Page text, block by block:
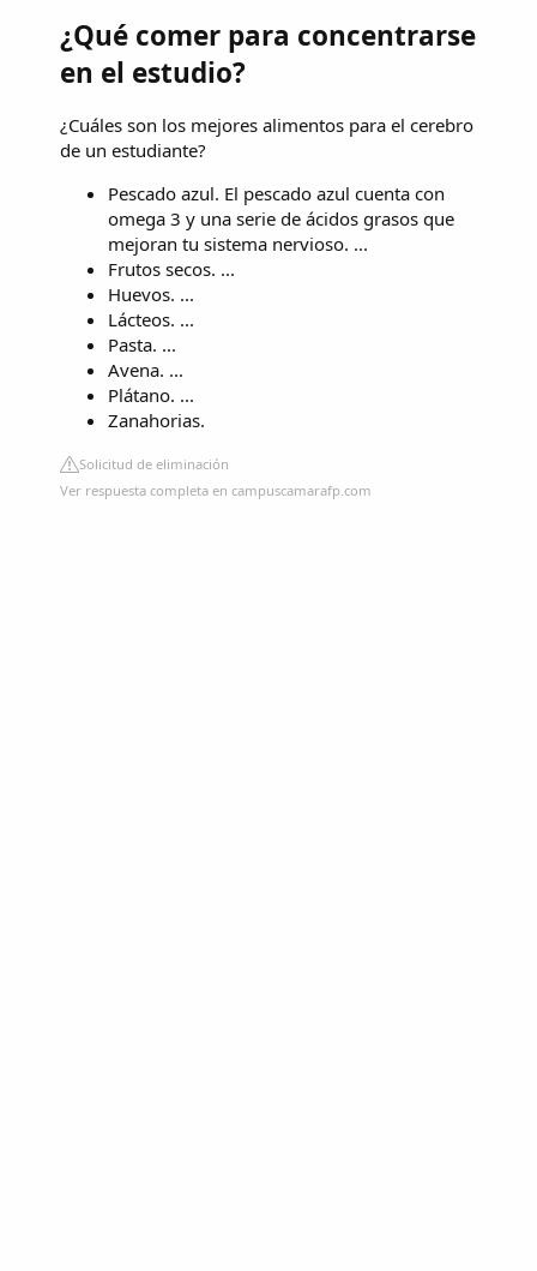
¿Qué comer para concentrarse
en el estudio?
¿Cuáles son los mejores alimentos para el cerebro
de un estudiante?
Pescado azul. El pescado azul cuenta con
omega 3 y una serie de ácidos grasos que
mejoran tu sistema nervioso. ...
Frutos secos. ...
Huevos. ...
Lácteos. ...
Pasta. ...
Avena. ...
Plátano. ...
Zanahorias.
Solicitud de eliminación
Ver respuesta completa en campuscamarafp.com